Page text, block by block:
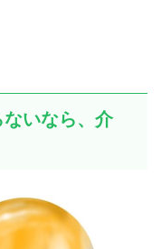
いなら、介